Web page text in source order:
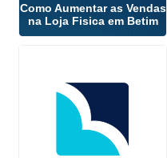
Como Aumentar as Vendas
na Loja Fisica em Betim